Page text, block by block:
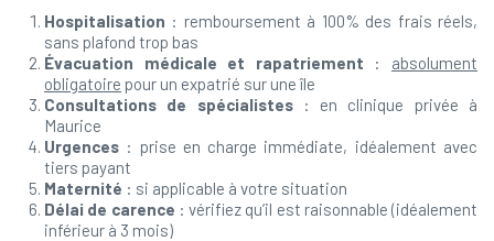
Hospitalisation : remboursement à 100% des frais réels,
sans plafond trop bas
Évacuation médicale et rapatriement : absolument
obligatoire pour un expatrié sur une île
Consultations de spécialistes: en clinique privée à
Maurice
Urgences : prise en charge immédiate, idéalement avec
tiers payant
Maternité : si applicable à votre situation
Délai de carence : vérifiez qu’il est raisonnable (idéalement
inférieur à 3 mois)